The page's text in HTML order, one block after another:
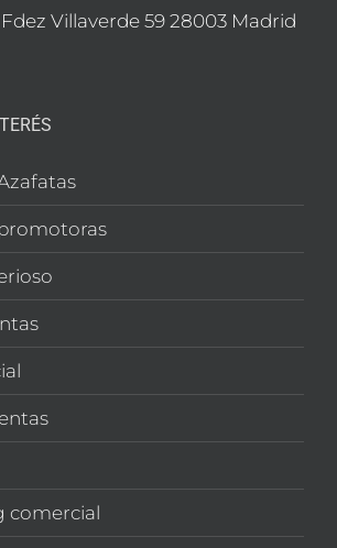
Villaverde 59 28003 Madrid
comercial